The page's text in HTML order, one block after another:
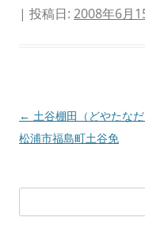
| 投稿日: 2008年6月
投
稿
← 土谷棚田（どやた
松浦市福島町土谷免
索: